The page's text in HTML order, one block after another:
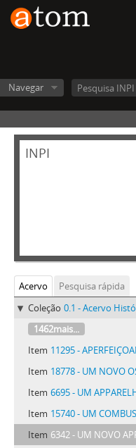
Navegar
INPI
Acervo
Pesquisa rápida
Coleção 0.1 - Acervo Histórico
1462mais...
Item 11295 - APERFEIÇOAMENTOS EM
Item 18778 - UM NOVO OSCILLADOR DE ALTA
Item 6695 - UM APPARELHO APERFEIÇOADO PARA
Item 15740 - UM
Item 6342 - UM NOVO